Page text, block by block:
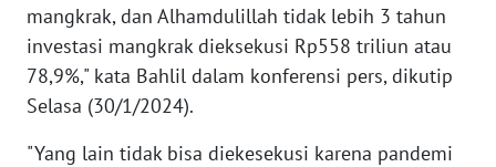
mangkrak, dan Alhamdulillah tidak lebih 3 tahun
investasi mangkrak dieksekusi Rp558 triliun atau
78,9%," kata Bahlil dalam konferensi pers, dikutip
Selasa (30/1/2024).
"Yang lain tidak bisa diekesekusi karena pandemi
REDAKSI
KARIR
DISCLAIMER